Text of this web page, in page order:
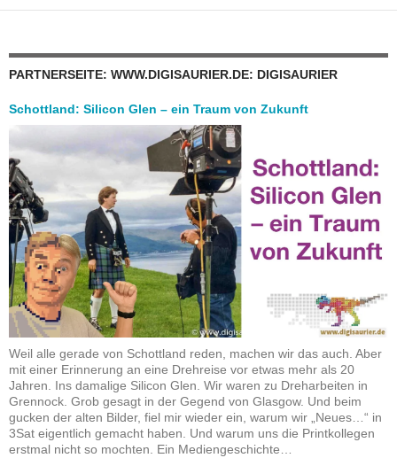
PARTNERSEITE: WWW.DIGISAURIER.DE: DIGISAURIER
Schottland: Silicon Glen – ein Traum von Zukunft
Weil alle gerade von Schottland reden, machen wir das auch. Aber
mit einer Erinnerung an eine Drehreise vor etwas mehr als 20
Jahren. Ins damalige Silicon Glen. Wir waren zu Dreharbeiten in
Grennock. Grob gesagt in der Gegend von Glasgow. Und beim
gucken der alten Bilder, fiel mir wieder ein, warum wir „Neues…“ in
3Sat eigentlich gemacht haben. Und warum uns die Printkollegen
erstmal nicht so mochten. Ein Mediengeschichte…